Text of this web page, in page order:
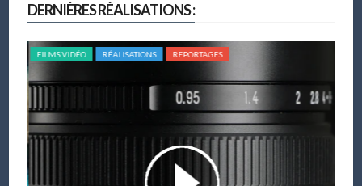
DERNIÈRES RÉALISATIONS :
FILMS VIDÉO RÉALISATIONS REPORTAGES